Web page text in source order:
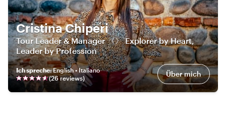
Cristina Chiperi
Tour Leader & Manager 《》 Explorer by Heart,
Leader by Profession
Ich spreche:English • Italiano
(26reviews) Über mich